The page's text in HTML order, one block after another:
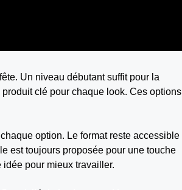
Un niveau débutant suffit pour la
clé pour chaque look. Ces options
option. Le format reste accessible
est toujours proposée pour une touche
pour mieux travailler.